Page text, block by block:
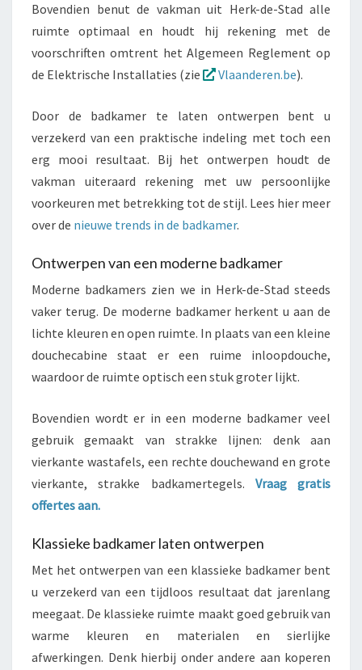
Bovendien benut de vakman uit Herk-de-Stad alle
ruimte optimaal en houdt hij rekening met de
voorschriften omtrent het Algemeen Reglement op
de Elektrische Installaties (zie
Vlaanderen.be).
Door de badkamer te laten ontwerpen bent u
verzekerd van een praktische indeling met toch een
erg mooi resultaat. Bij het ontwerpen houdt de
vakman uiteraard rekening met uw persoonlijke
voorkeuren met betrekking tot de stijl. Lees hier meer
over de nieuwe trends in de badkamer.
Ontwerpen van een moderne badkamer
Moderne badkamers zien we in Herk-de-Stad steeds
vaker terug. De moderne badkamer herkent u aan de
lichte kleuren en open ruimte. In plaats van een kleine
douchecabine staat er een ruime inloopdouche,
waardoor de ruimte optisch een stuk groter lijkt.
Bovendien wordt er in een moderne badkamer veel
gebruik gemaakt van strakke lijnen: denk aan
vierkante wastafels, een rechte douchewand en grote
vierkante, strakke badkamertegels. Vraag gratis
offertes aan.
Klassieke badkamer laten ontwerpen
Met het ontwerpen van een klassieke badkamer bent
u verzekerd van een tijdloos resultaat dat jarenlang
meegaat. De klassieke ruimte maakt goed gebruik van
warme kleuren en materialen en sierlijke
afwerkingen. Denk hierbij onder andere aan koperen